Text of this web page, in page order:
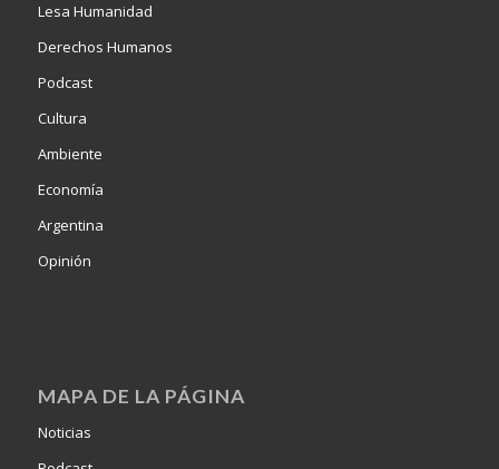
Lesa Humanidad
Derechos Humanos
Podcast
Cultura
Ambiente
Economía
Argentina
Opinión
MAPA DE LA PÁGINA
Noticias